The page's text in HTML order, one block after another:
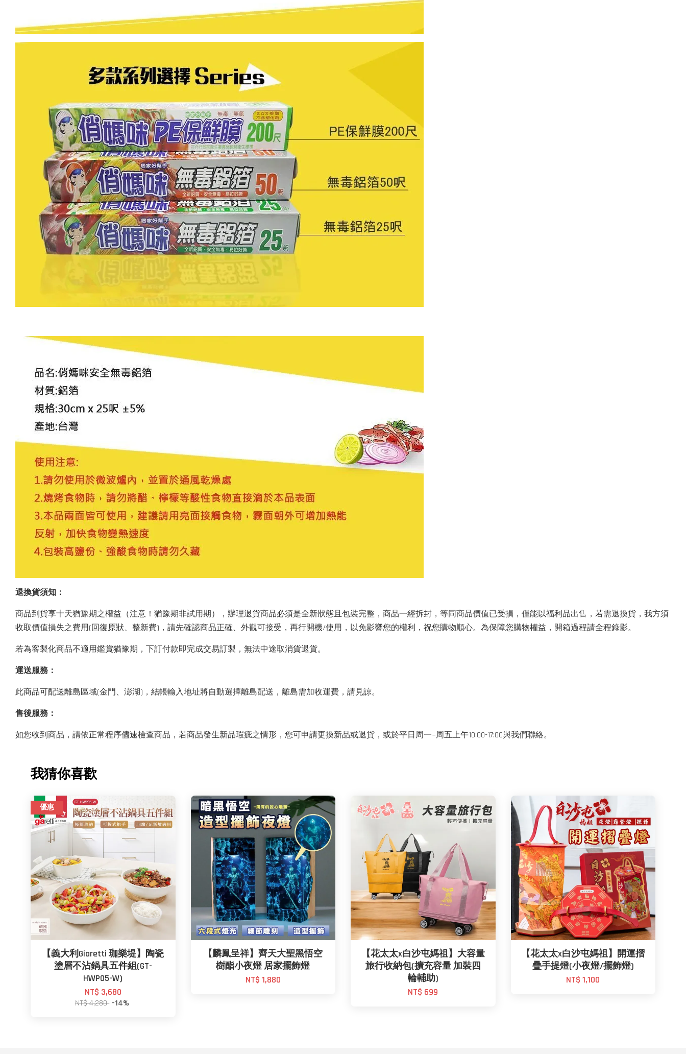
退換貨須知：
商品到貨享十天猶豫期之權益（注意！猶豫期非試用期），辦理退貨商品必須是全新狀態且包裝完整，商品一經拆封，等同商品價值已受損，僅能以福利品出售，若需退換貨，我方須
收取價值損失之費用(回復原狀、整新費)，請先確認商品正確、外觀可接受，再行開機/使用，以免影響您的權利，祝您購物順心。為保障您購物權益，開箱過程請全程錄影。
若為客製化商品不適用鑑賞猶豫期，下訂付款即完成交易訂製，無法中途取消貨退貨。
運送服務：
此商品可配送離島區域(金門、澎湖)，結帳輸入地址將自動選擇離島配送，離島需加收運費，請見諒。
售後服務：
如您收到商品，請依正常程序儘速檢查商品，若商品發生新品瑕疵之情形，您可申請更換新品或退貨，或於平日周一~周五上午10:00-17:00與我們聯絡。
我猜你喜歡
優惠
【義大利Giaretti 珈樂堤】陶瓷
塗層不沾鍋具五件組(GT-
HWP05-W)
NT$ 3,680
NT$ 4,280 -14%
【麟鳳呈祥】齊天大聖黑悟空
樹酯小夜燈 居家擺飾燈
NT$ 1,880
【花太太x白沙屯媽祖】大容量
旅行收納包(擴充容量 加裝四
輪輔助)
NT$ 699
【花太太x白沙屯媽祖】開運摺
疊手提燈(小夜燈/擺飾燈)
NT$ 1,100